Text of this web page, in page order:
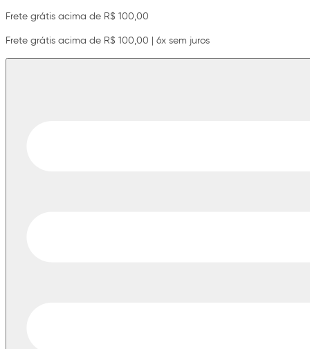
Frete grátis acima de R$ 100,00
Frete grátis acima de R$ 100,00 | 6x sem juros